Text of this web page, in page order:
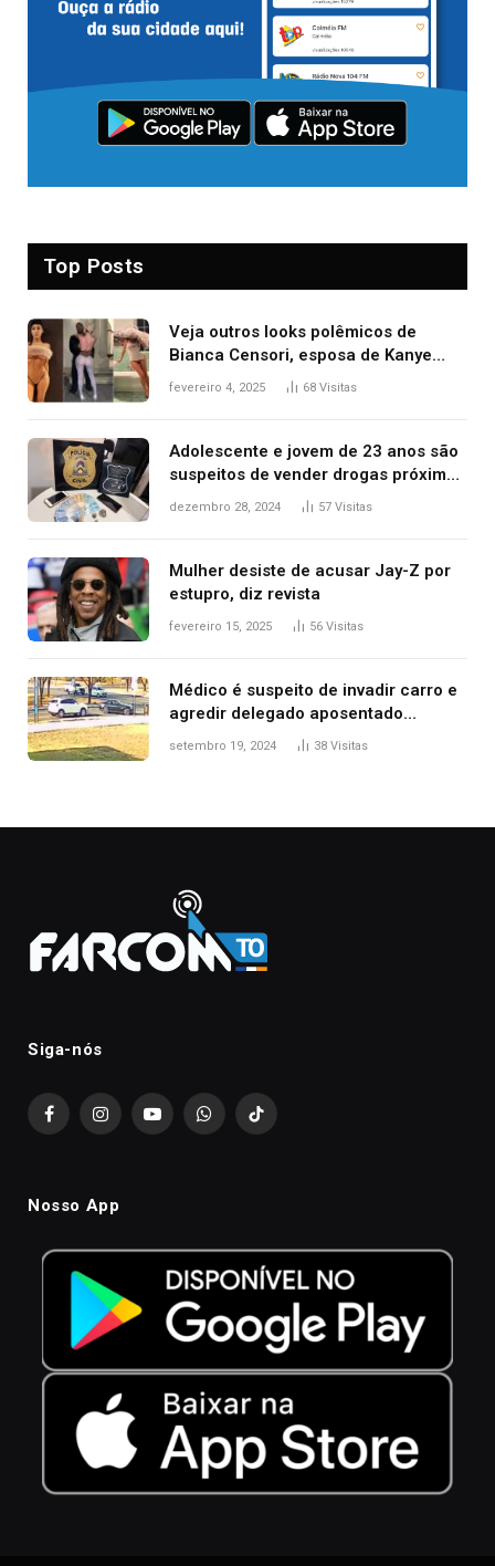
Top Posts
Veja outros looks polêmicos de
Bianca Censori, esposa de Kanye
West que apareceu nua no Grammy
fevereiro 4, 2025 68 Visitas
Adolescente e jovem de 23 anos são
suspeitos de vender drogas próximo
de delegacia e escola, diz polícia
dezembro 28, 2024 57 Visitas
Mulher desiste de acusar Jay-Z por
estupro, diz revista
fevereiro 15, 2025 56 Visitas
Médico é suspeito de invadir carro e
agredir delegado aposentado
durante confusão no trânsito
setembro 19, 2024 38 Visitas
Siga-nós
FacebookInstagramYouTubeWhatsAppTikTok
Nosso App